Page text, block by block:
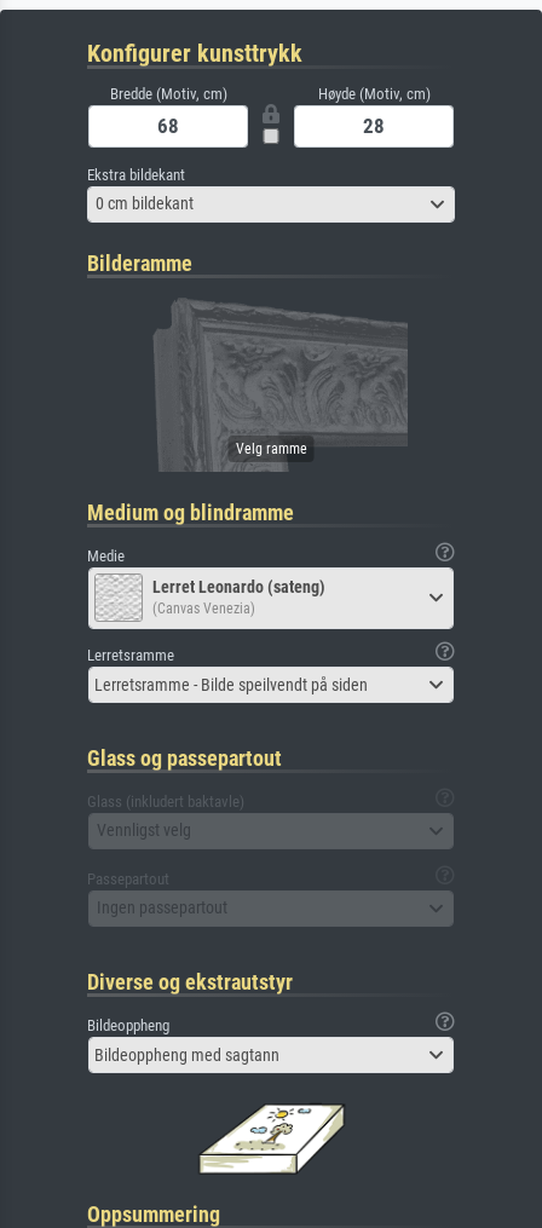
Konfigurer kunsttrykk
Bredde (Motiv, cm) Høyde (Motiv, cm)
Ekstra bildekant
0 cm bildekant
Bilderamme
Medium og blindramme
Medie
Lerret Leonardo (sateng)
(Canvas Venezia)
Lerretsramme
Lerretsramme - Bilde speilvendt på siden
Glass og passepartout
Glass (inkludert baktavle)
Vennligst velg
Passepartout
Ingen passepartout
Diverse og ekstrautstyr
Bildeoppheng
Bildeoppheng med sagtann
Oppsummering